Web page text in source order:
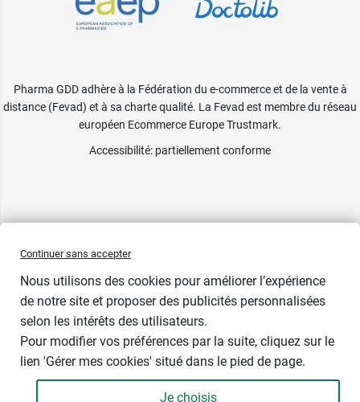
Pharma GDD adhère à la Fédération du e-commerce et de la vente à
distance (Fevad) et à sa charte qualité. La Fevad est membre du réseau
européen Ecommerce Europe Trustmark.
Accessibilité: partiellement conforme
Continuer sans accepter
Nous utilisons des cookies pour améliorer l’expérience
de notre site et proposer des publicités personnalisées
selon les intérêts des utilisateurs.
Pour modifier vos préférences par la suite, cliquez sur le
lien 'Gérer mes cookies' situé dans le pied de page.
Je choisis